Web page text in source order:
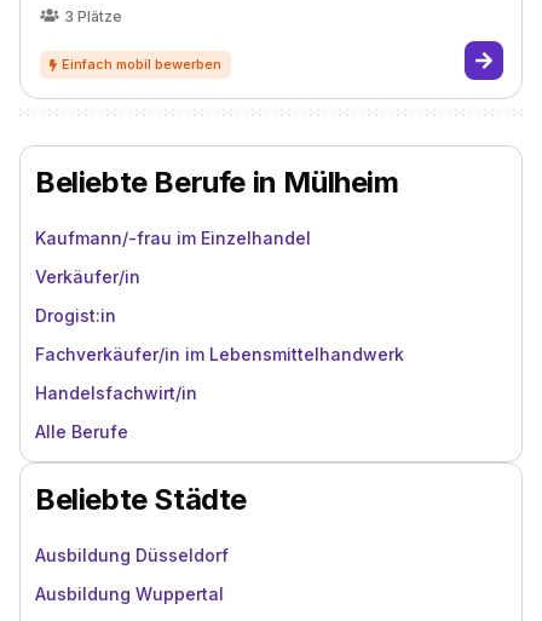
3 Plätze
Beliebte Berufe in Mülheim
Kaufmann/-frau im Einzelhandel
Verkäufer/in
Drogist:in
Fachverkäufer/in im Lebensmittelhandwerk
Handelsfachwirt/in
Alle Berufe
Beliebte Städte
Ausbildung Düsseldorf
Ausbildung Wuppertal